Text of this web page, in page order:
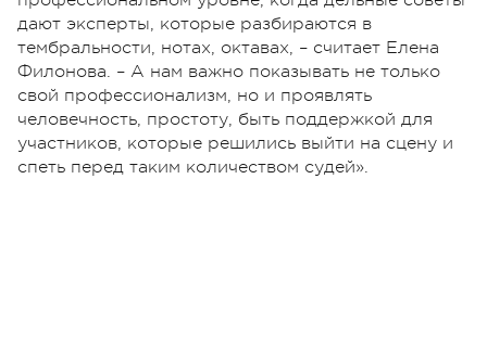
дают эксперты, которые разбираются в
тембральности, нотах, октавах, – считает Елена
Филонова. – А нам важно показывать не только
свой профессионализм, но и проявлять
человечность, простоту, быть поддержкой для
участников, которые решились выйти на сцену и
спеть перед таким количеством судей».